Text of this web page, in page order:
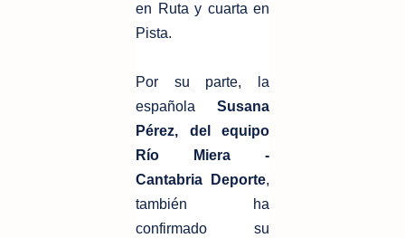
en Ruta y cuarta en
Pista.
Por su parte, la
española Susana
Pérez, del equipo
Río Miera -
Cantabria Deporte,
también ha
confirmado su